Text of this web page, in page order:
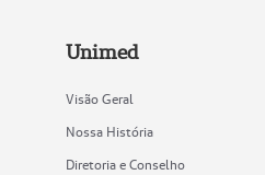
Unimed
Visão Geral
Nossa História
Diretoria e Conselho